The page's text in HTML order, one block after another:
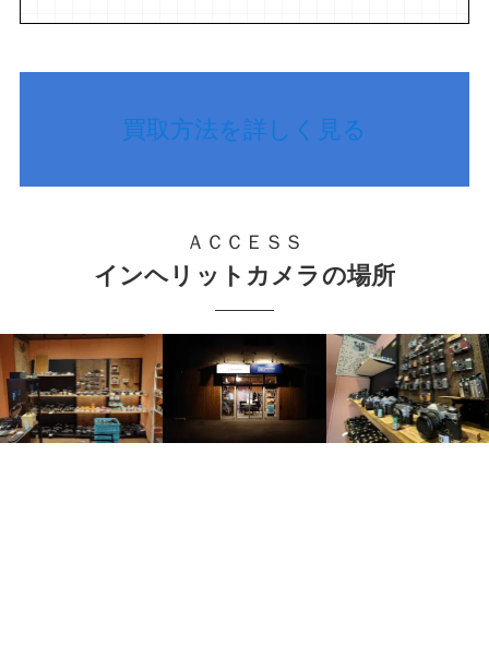
買取方法を詳しく見る
ＡＣＣＥＳＳ
インヘリットカメラの場所